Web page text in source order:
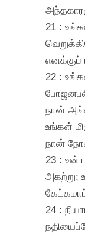
21 :
எனக்குப்
22 :
நான்
உங்கள்
நான்
23 : உன்
24 :